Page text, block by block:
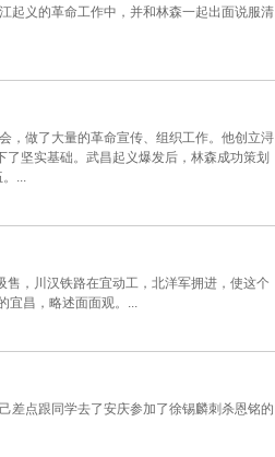
起义的革命工作中，并和林森一起出面说服清
，做了大量的革命宣传、组织工作。他创立浔
坚实基础。武昌起义爆发后，林森成功策划
。...
，川汉铁路在宜动工，北洋军拥进，使这个
宜昌，略述面面观。...
差点跟同学去了安庆参加了徐锡麟刺杀恩铭的